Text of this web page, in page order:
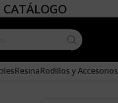
CATÁLOGO
ResinaRodillos y Accesorios